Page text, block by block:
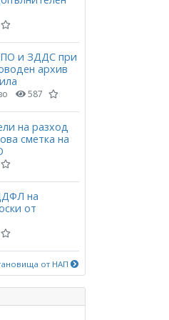
и ЗДДС при
архив
587
на разход
сметка на
на
от
от НАП